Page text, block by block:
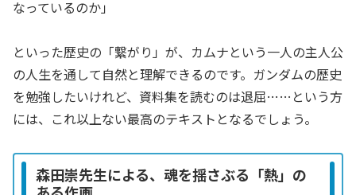
なっているのか」
といった歴史の「繋がり」が、カムナという一人の主人公
の人生を通して自然と理解できるのです。ガンダムの歴史
を勉強したいけれど、資料集を読むのは退屈……という方
には、これ以上ない最高のテキストとなるでしょう。
森田崇先生による、魂を揺さぶる「熱」の